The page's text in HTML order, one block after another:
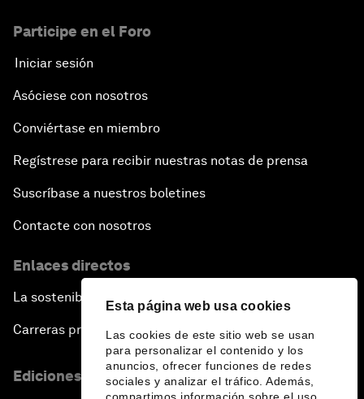
Esta página web usa cookies
Las cookies de este sitio web se usan
para personalizar el contenido y los
anuncios, ofrecer funciones de redes
sociales y analizar el tráfico. Además,
Participe en el Foro
Iniciar sesión
Asóciese con nosotros
Conviértase en miembro
Regístrese para recibir nuestras notas de prensa
Suscríbase a nuestros boletines
Contacte con nosotros
Enlaces directos
La sostenibilidad en el Foro
Carreras profesionales
Ediciones en otros idiomas